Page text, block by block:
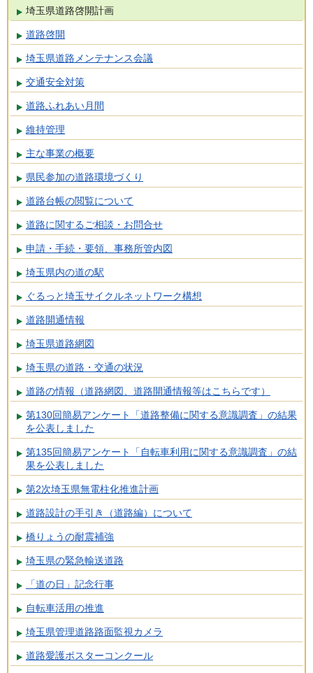
埼玉県道路啓開計画
道路啓開
埼玉県道路メンテナンス会議
交通安全対策
道路ふれあい月間
維持管理
主な事業の概要
県民参加の道路環境づくり
道路台帳の閲覧について
道路に関するご相談・お問合せ
申請・手続・要領、事務所管内図
埼玉県内の道の駅
ぐるっと埼玉サイクルネットワーク構想
道路開通情報
埼玉県道路網図
埼玉県の道路・交通の状況
道路の情報（道路網図、道路開通情報等はこちらです）
第130回簡易アンケート「道路整備に関する意識調査」の結果
を公表しました
第135回簡易アンケート「自転車利用に関する意識調査」の結
果を公表しました
第2次埼玉県無電柱化推進計画
道路設計の手引き（道路編）について
橋りょうの耐震補強
埼玉県の緊急輸送道路
「道の日」記念行事
自転車活用の推進
埼玉県管理道路路面監視カメラ
道路愛護ポスターコンクール